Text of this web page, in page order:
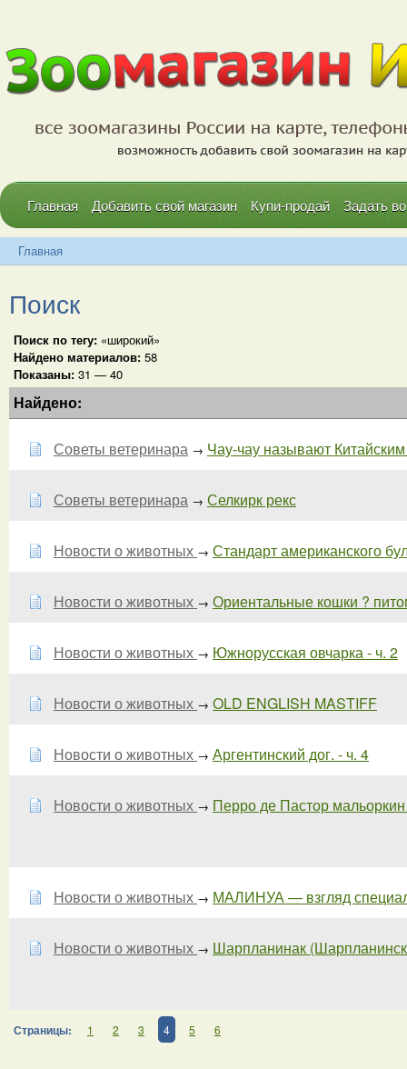
Главная Добавить свой магазин Купи-продай Задать
Главная
Поиск
Поиск по тегу: «широкий»
Найдено материалов: 58
Показаны: 31 — 40
Найдено:
Советы ветеринара → Чау-чау называют
Советы ветеринара → Селкирк рекс
Новости о животных → Стандарт американского
Новости о животных → Ориентальные кошки ?
Новости о животных → Южнорусская овчарка - ч. 2
Новости о животных → OLD ENGLISH MASTIFF
Новости о животных → Аргентинский дог. - ч. 4
Новости о животных → Перро де Пастор
Новости о животных → МАЛИНУА — взгляд
Новости о животных → Шарпланинак
Страницы: 1 2 3 4 5 6